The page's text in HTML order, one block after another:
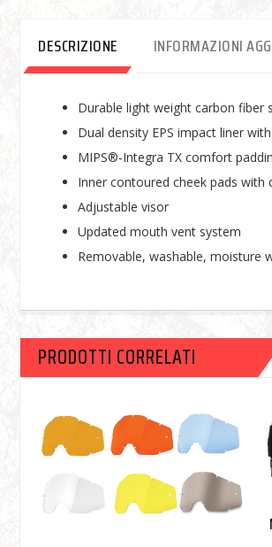
DESCRIZIONE INFORMAZIONI
Durable light weight carbon fiber
Dual density EPS impact liner
MIPS®-Integra TX comfort
Inner contoured cheek pads with
Adjustable visor
Updated mouth vent system
Removable, washable, moisture
PRODOTTI CORRELATI